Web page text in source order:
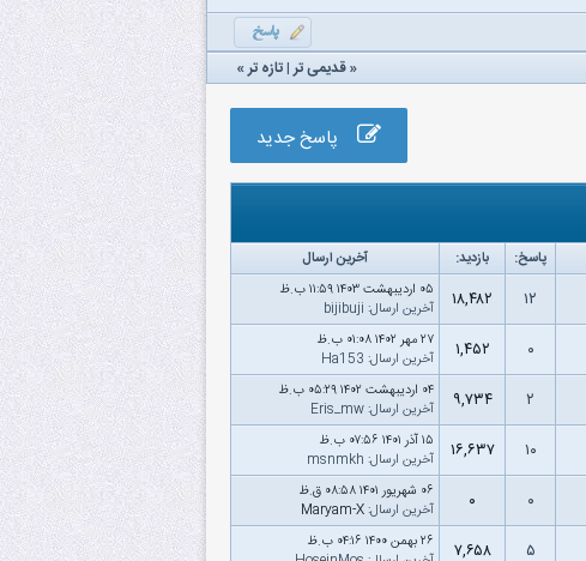
«قدیمی تر|تازه‌ تر»
پاسخ جدید
پاسخ: بازدید: آخرین ارسال
۱۲ ۱۸,۴۸۲
۰۵ اردیبهشت ۱۴۰۳ ۱۱:۵۹ ب.ظ
آخرین ارسال:
bijibuji
۰ ۱,۴۵۲
۲۷ مهر ۱۴۰۲ ۰۱:۰۸ ب.ظ
آخرین ارسال:
Ha153
۲ ۹,۷۳۴
۰۴ اردیبهشت ۱۴۰۲ ۰۵:۲۹ ب.ظ
آخرین ارسال:
Eris_mw
۱۰ ۱۶,۶۳۷
۱۵ آذر ۱۴۰۱ ۰۷:۵۶ ب.ظ
آخرین ارسال:
msnmkh
۰ ۰
۰۶ شهریور ۱۴۰۱ ۰۸:۵۸ ق.ظ
آخرین ارسال: Maryam-X
۵ ۷,۶۵۸
۲۶ بهمن ۱۴۰۰ ۰۴:۱۶ ب.ظ